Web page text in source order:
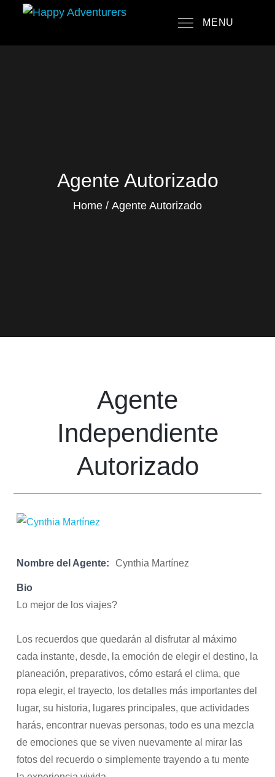
content
MENU
Agente Autorizado
Home Agente Autorizado
Agente
Independiente
Autorizado
Nombre del Agente: Cynthia Martínez
Bio
Lo mejor de los viajes?
Los recuerdos que quedarán al disfrutar al máximo
cada instante, desde, la emoción de elegir el destino, la
planeación, preparativos, cómo estará el clima, que
ropa elegir, el trayecto, los detalles más importantes del
lugar, su historia, lugares principales, que actividades
harás, encontrar nuevas personas, todo es una mezcla
de emociones que se viven nuevamente al mirar las
fotos del recuerdo o simplemente trayendo a tu mente